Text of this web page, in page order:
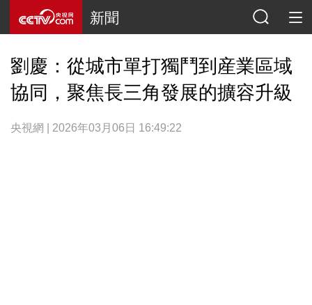
新聞
劉慶：從城市單打獨鬥到産業區域
協同，聚焦長三角發展的擴容升級
央視網 | 2026年03月06日 16:49:22